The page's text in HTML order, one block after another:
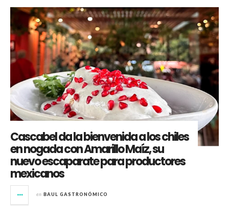
Cascabel da la bienvenida a los chiles
en nogada con Amarillo Maíz, su
nuevo escaparate para productores
mexicanos
en BAUL GASTRONÓMICO